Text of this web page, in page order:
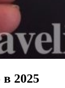
2025